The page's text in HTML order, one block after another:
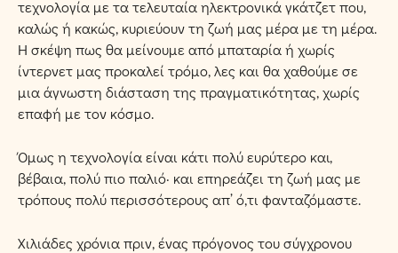
τεχνολογία με τα τελευταία ηλεκτρονικά γκάτζετ που,
καλώς ή κακώς, κυριεύουν τη ζωή μας μέρα με τη μέρα.
Η σκέψη πως θα μείνουμε από μπαταρία ή χωρίς
ίντερνετ μας προκαλεί τρόμο, λες και θα χαθούμε σε
μια άγνωστη διάσταση της πραγματικότητας, χωρίς
επαφή με τον κόσμο.
Όμως η τεχνολογία είναι κάτι πολύ ευρύτερο και,
βέβαια, πολύ πιο παλιό· και επηρεάζει τη ζωή μας με
τρόπους πολύ περισσότερους απ’ ό,τι φανταζόμαστε.
Χιλιάδες χρόνια πριν, ένας πρόγονος του σύγχρονου